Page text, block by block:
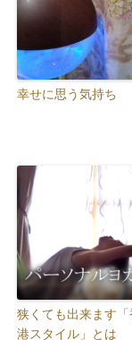
幸せに思う気持ち
狭くても出来ます「
港スタイル」とは